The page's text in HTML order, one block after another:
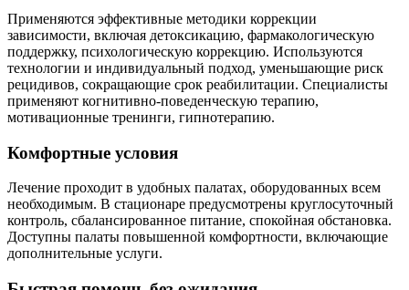
Применяются эффективные методики коррекции
зависимости, включая детоксикацию, фармакологическую
поддержку, психологическую коррекцию. Используются
технологии и индивидуальный подход, уменьшающие риск
рецидивов, сокращающие срок реабилитации. Специалисты
применяют когнитивно-поведенческую терапию,
мотивационные тренинги, гипнотерапию.
Комфортные условия
Лечение проходит в удобных палатах, оборудованных всем
необходимым. В стационаре предусмотрены круглосуточный
контроль, сбалансированное питание, спокойная обстановка.
Доступны палаты повышенной комфортности, включающие
дополнительные услуги.